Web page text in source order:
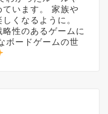
います。 家族や
くなるように。
性のあるゲームに
ボードゲームの世